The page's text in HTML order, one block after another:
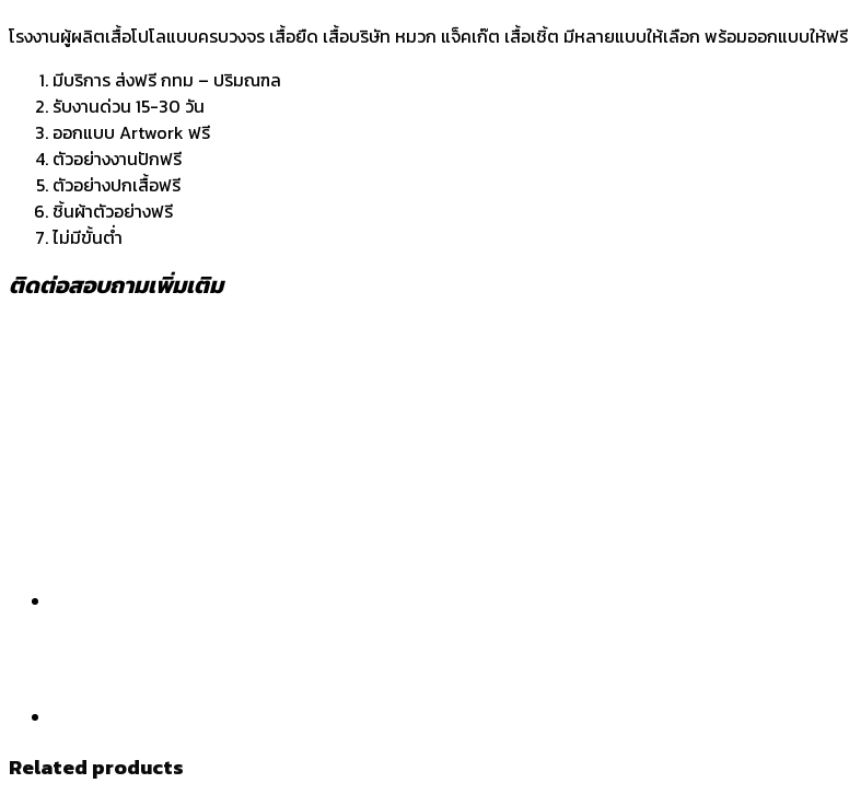
โรงงานผู้ผลิตเสื้อโปโลแบบครบวงจร เสื้อยืด เสื้อบริษัท หมวก แจ็คเก๊ต เสื้อเชิ้ต มีหลายแบบให้เลือก พร้อมออกแบบให้ฟรี
มีบริการ ส่งฟรี กทม – ปริมณฑล
รับงานด่วน 15-30 วัน
ออกแบบ Artwork ฟรี
ตัวอย่างงานปักฟรี
ตัวอย่างปกเสื้อฟรี
ชิ้นผ้าตัวอย่างฟรี
ไม่มีขั้นต่ำ
ติดต่อสอบถามเพิ่มเติม
Related products